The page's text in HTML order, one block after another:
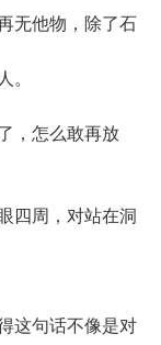
无他物，除了石
。
，怎么敢再放
周，对站在洞
这句话不像是对